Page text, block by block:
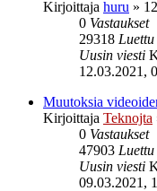
Kirjoittaja huru »
0 Vastaukset
29318 Luettu
Uusin viesti
12.03.2021,
Muutoksia
Kirjoittaja Teknojta
0 Vastaukset
47903 Luettu
Uusin viesti
09.03.2021,